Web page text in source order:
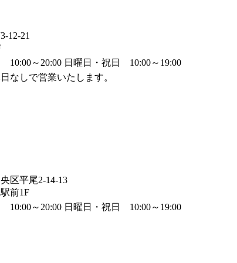
12-21
10:00～20:00 日曜日・祝日 10:00～19:00
なしで営業いたします。
区平尾2-14-13
前1F
10:00～20:00 日曜日・祝日 10:00～19:00